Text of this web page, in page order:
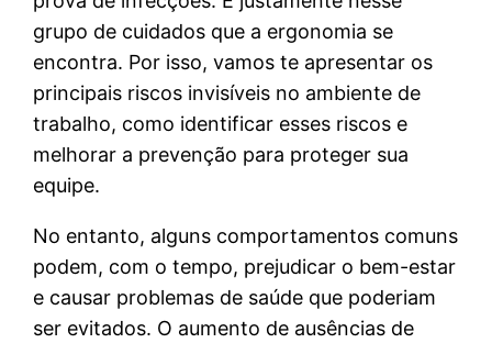
grupo de cuidados que a ergonomia se
encontra. Por isso, vamos te apresentar os
principais riscos invisíveis no ambiente de
trabalho, como identificar esses riscos e
melhorar a prevenção para proteger sua
equipe.
No entanto, alguns comportamentos comuns
podem, com o tempo, prejudicar o bem-estar
e causar problemas de saúde que poderiam
ser evitados. O aumento de ausências de